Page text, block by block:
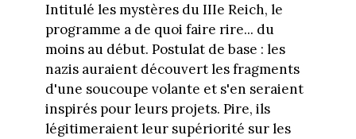
Intitulé les mystères du IIIe Reich, le
programme a de quoi faire rire... du
moins au début. Postulat de base : les
nazis auraient découvert les fragments
d'une soucoupe volante et s'en seraient
inspirés pour leurs projets. Pire, ils
légitimeraient leur supériorité sur les